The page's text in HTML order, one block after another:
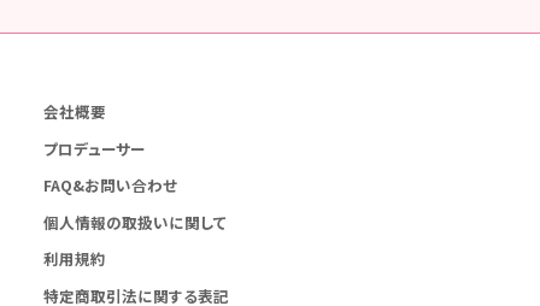
会社概要
プロデューサー
FAQ&お問い合わせ
個人情報の取扱いに関して
利用規約
特定商取引法に関する表記